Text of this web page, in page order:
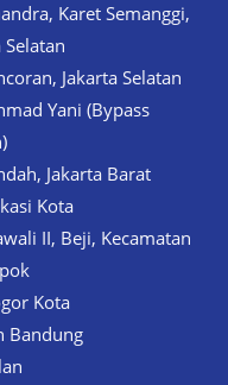
Karet Semanggi,
Jakarta Selatan
Yani (Bypass
Jakarta Barat
Kota
II, Beji, Kecamatan
Kota
Bandung